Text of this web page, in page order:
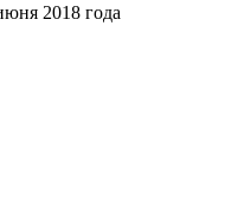
2018 года